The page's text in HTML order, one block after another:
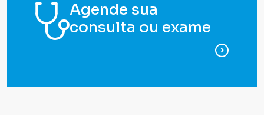
Agende sua
consulta ou exame
para